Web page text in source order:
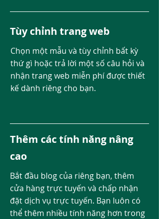
Tùy chỉnh trang web
Chọn một mẫu và tùy chỉnh bất kỳ
thứ gì hoặc trả lời một số câu hỏi và
nhận trang web miễn phí được thiết
kế dành riêng cho bạn.
Thêm các tính năng nâng
cao
Bắt đầu blog của riêng bạn, thêm
cửa hàng trực tuyến và chấp nhận
đặt dịch vụ trực tuyến. Bạn luôn có
thể thêm nhiều tính năng hơn trong